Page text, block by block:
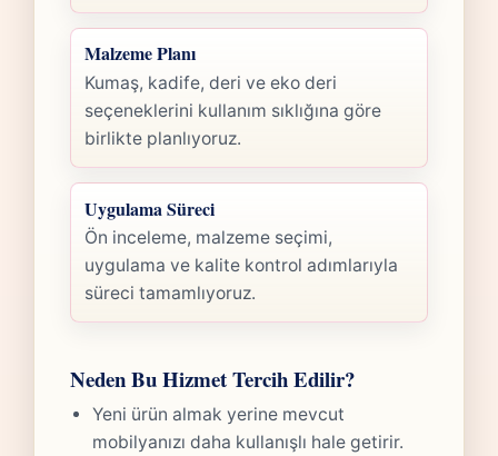
Malzeme Planı
Kumaş, kadife, deri ve eko deri
seçeneklerini kullanım sıklığına göre
birlikte planlıyoruz.
Uygulama Süreci
Ön inceleme, malzeme seçimi,
uygulama ve kalite kontrol adımlarıyla
süreci tamamlıyoruz.
Neden Bu Hizmet Tercih Edilir?
Yeni ürün almak yerine mevcut
mobilyanızı daha kullanışlı hale getirir.